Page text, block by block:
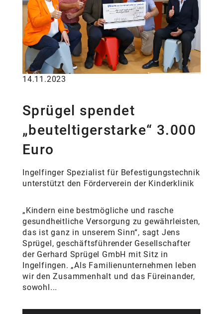
14.11.2023
Sprügel spendet
„beuteltigerstarke“ 3.000
Euro
Ingelfinger Spezialist für Befestigungstechnik
unterstützt den Förderverein der Kinderklinik
„Kindern eine bestmögliche und rasche
gesundheitliche Versorgung zu gewährleisten,
das ist ganz in unserem Sinn“, sagt Jens
Sprügel, geschäftsführender Gesellschafter
der Gerhard Sprügel GmbH mit Sitz in
Ingelfingen. „Als Familienunternehmen leben
wir den Zusammenhalt und das Füreinander,
sowohl...